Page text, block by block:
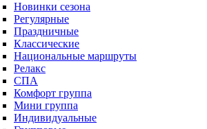
Новинки сезона
Регулярные
Праздничные
Классические
Национальные маршруты
Релакс
СПА
Комфорт группа
Мини группа
Индивидуальные